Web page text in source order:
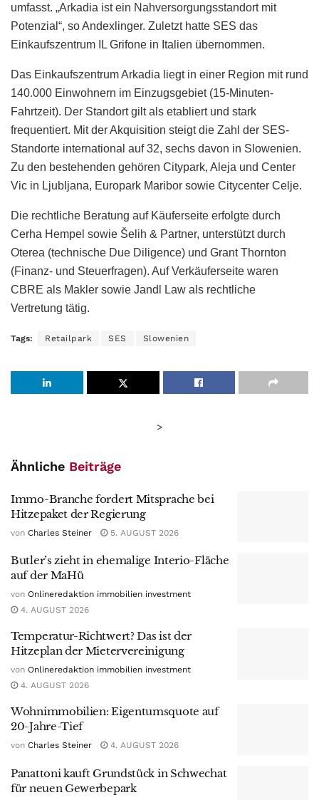
umfasst. „Arkadia ist ein Nahversorgungsstandort mit
Potenzial“, so Andexlinger. Zuletzt hatte SES das
Einkaufszentrum IL Grifone in Italien übernommen.
Das Einkaufszentrum Arkadia liegt in einer Region mit rund
140.000 Einwohnern im Einzugsgebiet (15-Minuten-
Fahrtzeit). Der Standort gilt als etabliert und stark
frequentiert. Mit der Akquisition steigt die Zahl der SES-
Standorte international auf 32, sechs davon in Slowenien.
Zu den bestehenden gehören Citypark, Aleja und Center
Vic in Ljubljana, Europark Maribor sowie Citycenter Celje.
Die rechtliche Beratung auf Käuferseite erfolgte durch
Cerha Hempel sowie Šelih & Partner, unterstützt durch
Oterea (technische Due Diligence) und Grant Thornton
(Finanz- und Steuerfragen). Auf Verkäuferseite waren
CBRE als Makler sowie Jandl Law als rechtliche
Vertretung tätig.
Tags: Retailpark SES Slowenien
>
Ähnliche Beiträge
Immo-Branche fordert Mitsprache bei
Hitzepaket der Regierung
von Charles Steiner 5. AUGUST 2026
Butler’s zieht in ehemalige Interio-Fläche
auf der MaHü
von Onlineredaktion immobilien investment
4. AUGUST 2026
Temperatur-Richtwert? Das ist der
Hitzeplan der Mietervereinigung
von Onlineredaktion immobilien investment
4. AUGUST 2026
Wohnimmobilien: Eigentumsquote auf
20-Jahre-Tief
von Charles Steiner 4. AUGUST 2026
Panattoni kauft Grundstück in Schwechat
für neuen Gewerbepark